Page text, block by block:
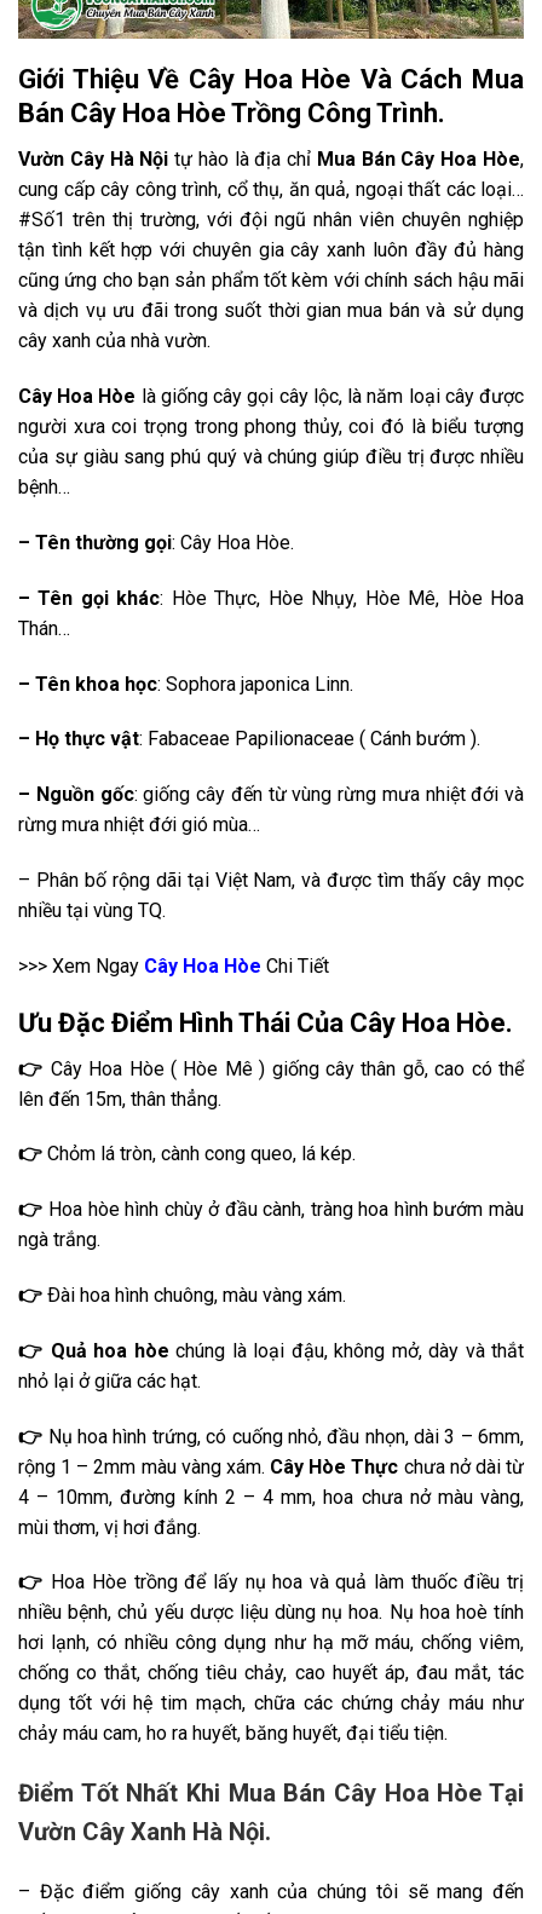
Giới Thiệu Về Cây Hoa Hòe Và Cách Mua
Bán Cây Hoa Hòe Trồng Công Trình.
Vườn Cây Hà Nộitự hào là địa chỉ Mua Bán Cây Hoa Hòe,
cung cấp cây công trình, cổ thụ, ăn quả, ngoại thất các loại…
#Số1 trên thị trường, với đội ngũ nhân viên chuyên nghiệp
tận tình kết hợp với chuyên gia cây xanh luôn đầy đủ hàng
cũng ứng cho bạn sản phẩm tốt kèm với chính sách hậu mãi
và dịch vụ ưu đãi trong suốt thời gian mua bán và sử dụng
cây xanh của nhà vườn.
Cây Hoa Hòe là giống cây gọi cây lộc, là năm loại cây được
người xưa coi trọng trong phong thủy, coi đó là biểu tượng
của sự giàu sang phú quý và chúng giúp điều trị được nhiều
bệnh…
– Tên thường gọi: Cây Hoa Hòe.
– Tên gọi khác: Hòe Thực, Hòe Nhụy, Hòe Mê, Hòe Hoa
Thán…
– Tên khoa học: Sophora japonica Linn.
– Họ thực vật: Fabaceae Papilionaceae ( Cánh bướm ).
– Nguồn gốc: giống cây đến từ vùng rừng mưa nhiệt đới và
rừng mưa nhiệt đới gió mùa…
– Phân bố rộng dãi tại Việt Nam, và được tìm thấy cây mọc
nhiều tại vùng TQ.
>>> Xem Ngay Cây Hoa Hòe Chi Tiết
Ưu Đặc Điểm Hình Thái Của Cây Hoa Hòe.
👉 Cây Hoa Hòe ( Hòe Mê ) giống cây thân gỗ, cao có thể
lên đến 15m, thân thẳng.
👉 Chỏm lá tròn, cành cong queo, lá kép.
👉 Hoa hòe hình chùy ở đầu cành, tràng hoa hình bướm màu
ngà trắng.
👉 Ðài hoa hình chuông, màu vàng xám.
👉 Quả hoa hòechúng là loại đậu, không mở, dày và thắt
nhỏ lại ở giữa các hạt.
👉 Nụ hoa hình trứng, có cuống nhỏ, đầu nhọn, dài 3 – 6mm,
rộng 1 – 2mm màu vàng xám. Cây Hòe Thực chưa nở dài từ
4 – 10mm, đường kính 2 – 4 mm, hoa chưa nở màu vàng,
mùi thơm, vị hơi đắng.
👉 Hoa Hòe trồng để lấy nụ hoa và quả làm thuốc điều trị
nhiều bệnh, chủ yếu dược liệu dùng nụ hoa. Nụ hoa hoè tính
hơi lạnh, có nhiều công dụng như hạ mỡ máu, chống viêm,
chống co thắt, chống tiêu chảy, cao huyết áp, đau mắt, tác
dụng tốt với hệ tim mạch, chữa các chứng chảy máu như
chảy máu cam, ho ra huyết, băng huyết, đại tiểu tiện.
Điểm Tốt Nhất Khi Mua Bán Cây Hoa Hòe Tại
Vườn Cây Xanh Hà Nội.
– Đặc điểm giống cây xanh của chúng tôi sẽ mang đến